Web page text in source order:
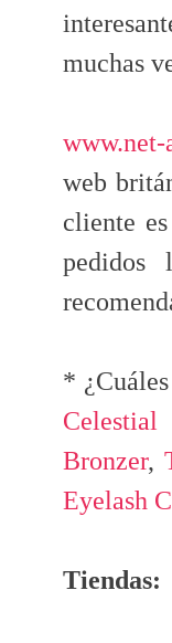
muchas
www.net-
web
cliente
pedidos
*
Celestial
Bronzer,
Eyelash
Tiendas: